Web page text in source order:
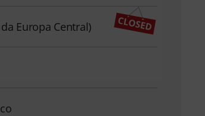
Europa Central)